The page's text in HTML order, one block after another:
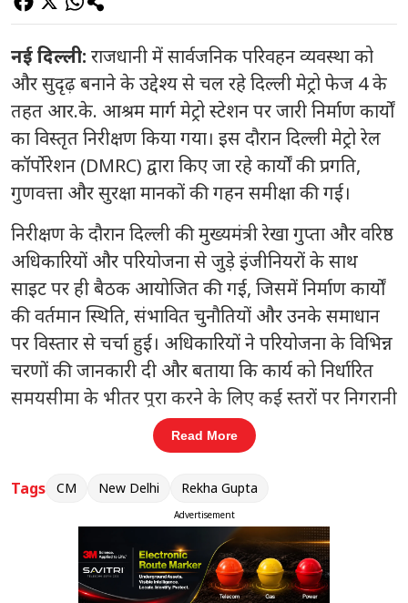
नई दिल्ली: राजधानी में सार्वजनिक परिवहन व्यवस्था को
और सुदृढ़ बनाने के उद्देश्य से चल रहे दिल्ली मेट्रो फेज 4 के
तहत आर.के. आश्रम मार्ग मेट्रो स्टेशन पर जारी निर्माण कार्यों
का विस्तृत निरीक्षण किया गया। इस दौरान दिल्ली मेट्रो रेल
कॉर्पोरेशन (DMRC) द्वारा किए जा रहे कार्यों की प्रगति,
गुणवत्ता और सुरक्षा मानकों की गहन समीक्षा की गई।
निरीक्षण के दौरान दिल्ली की मुख्यमंत्री रेखा गुप्ता और वरिष्ठ
अधिकारियों और परियोजना से जुड़े इंजीनियरों के साथ
साइट पर ही बैठक आयोजित की गई, जिसमें निर्माण कार्यों
की वर्तमान स्थिति, संभावित चुनौतियों और उनके समाधान
पर विस्तार से चर्चा हुई। अधिकारियों ने परियोजना के विभिन्न
चरणों की जानकारी दी और बताया कि कार्य को निर्धारित
समयसीमा के भीतर पूरा करने के लिए कई स्तरों पर निगरानी
रखी जा रही है। अधिकारियों को स्पष्ट निर्देश दिए गए कि
निर्माण कार्यों में गुणवत्ता से किसी भी प्रकार का समझौता न
किया जाए। साथ ही, सभी सुरक्षा मानकों का कड़ाई से पालन
सुनिश्चित किया जाए, ताकि कार्यस्थल पर श्रमिकों और आम
नागरिकों की सुरक्षा बनी रहे। इसके अतिरिक्त, परियोजना में
आधुनिक तकनीकों के उपयोग और बेहतर निर्माण पद्धतियों
को अपनाने पर भी जोर दिया गया।
Read More
Tags CM New Delhi Rekha Gupta
Advertisement